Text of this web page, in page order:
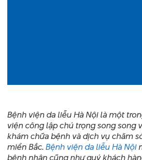
Bệnh viện da liễu Hà Nội là một
viện công lập chú trọng song song
khám chữa bệnh và dịch vụ chăm
miền Bắc. Bệnh viện da liễu Hà Nội
bệnh nhân cũng như quý khách